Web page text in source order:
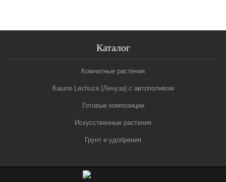
Каталог
Комнатные растения
Кашпо Lechuza (Лечуза) с автополивом
Готовые композиции
Искусственные растения
Грунт и удобрения